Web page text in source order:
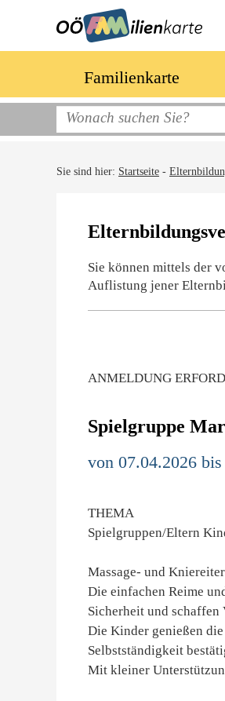
Familienkarte
Sie sind hier: Startseite -
Sie können mittels der
Auflistung jener
ANMELDUNG
Spielgruppe
von 07.04.2026
THEMA
Spielgruppen/Eltern
Massage- und
Die einfachen Reime
Sicherheit und schaffen
Die Kinder genießen
Selbstständigkeit
Mit kleiner